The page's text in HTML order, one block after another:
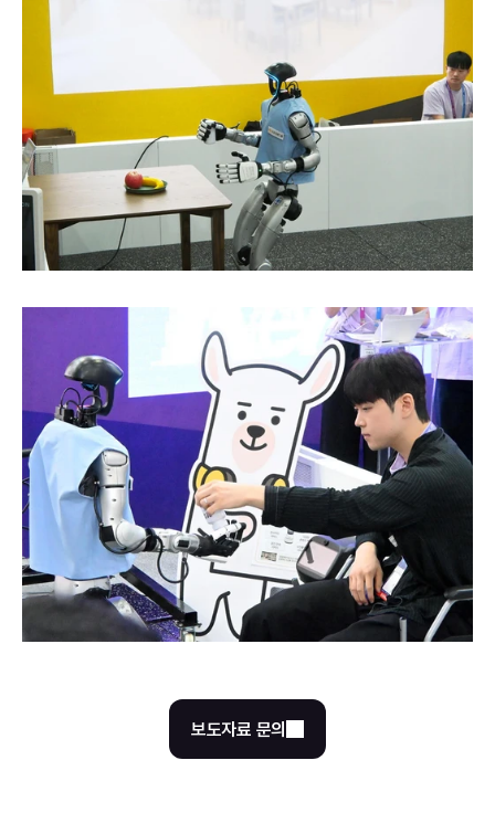
보도자료 문의